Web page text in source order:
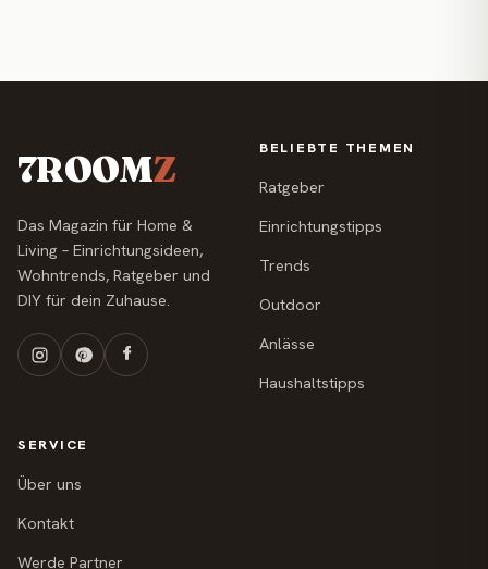
7ROOMZ
Das Magazin für Home &
Living – Einrichtungsideen,
Wohntrends, Ratgeber und
DIY für dein Zuhause.
BELIEBTE THEMEN
Ratgeber
Einrichtungstipps
Trends
Outdoor
Anlässe
Haushaltstipps
SERVICE
Über uns
Kontakt
Werde Partner